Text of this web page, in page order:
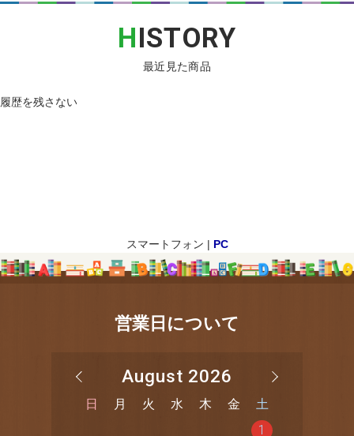
HISTORY
最近見た商品
履歴を残さない
スマートフォン | PC
営業日について
August 2026
日 月 火 水 木 金
土
1